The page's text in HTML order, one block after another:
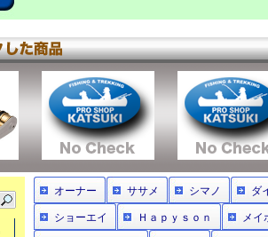
オーナー ササメ シマノ ダ
ショーエイ Ｈａｐｙｓｏｎ メイ